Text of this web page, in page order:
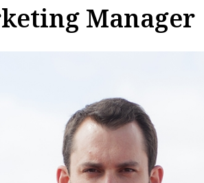
Manager